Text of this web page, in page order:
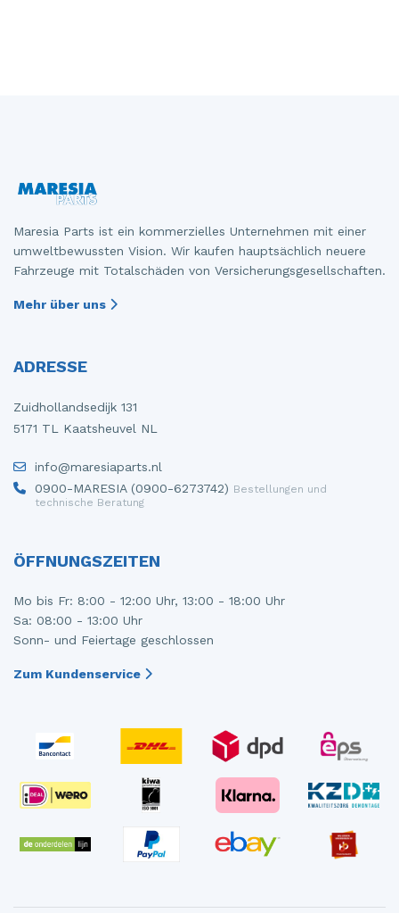
Maresia Parts ist ein kommerzielles Unternehmen mit einer
umweltbewussten Vision. Wir kaufen hauptsächlich neuere
Fahrzeuge mit Totalschäden von Versicherungsgesellschaften.
Mehr über uns
ADRESSE
Zuidhollandsedijk 131
5171 TL Kaatsheuvel NL
info@maresiaparts.nl
0900-MARESIA (0900-6273742) Bestellungen und
technische Beratung
ÖFFNUNGSZEITEN
Mo bis Fr: 8:00 - 12:00 Uhr, 13:00 - 18:00 Uhr
Sa: 08:00 - 13:00 Uhr
Sonn- und Feiertage geschlossen
Zum Kundenservice